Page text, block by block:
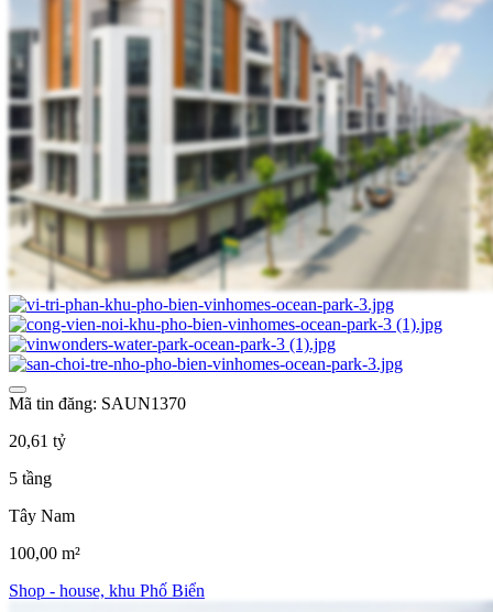
Mã tin đăng: SAUN1370
20,61 tỷ
5 tầng
Tây Nam
100,00 m²
Shop - house, khu Phố Biển